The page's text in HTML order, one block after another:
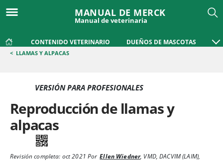
MANUAL DE MERCK
Manual de veterinaria
CONTENIDO VETERINARIO DUEÑOS DE MASCOTAS
< LLAMAS Y ALPACAS
VERSIÓN PARA PROFESIONALES
Reproducción de llamas y
alpacas
Revisión completa: oct 2021 Por Ellen Wiedner, VMD, DACVIM (LAIM),